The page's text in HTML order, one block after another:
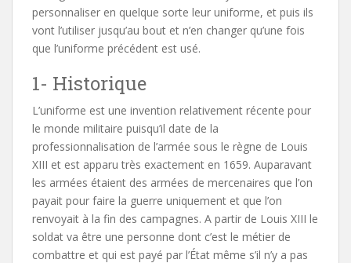
personnaliser en quelque sorte leur uniforme, et puis ils
vont l’utiliser jusqu’au bout et n’en changer qu’une fois
que l’uniforme précédent est usé.
1- Historique
L’uniforme est une invention relativement récente pour
le monde militaire puisqu’il date de la
professionnalisation de l’armée sous le règne de Louis
XIII et est apparu très exactement en 1659. Auparavant
les armées étaient des armées de mercenaires que l’on
payait pour faire la guerre uniquement et que l’on
renvoyait à la fin des campagnes. A partir de Louis XIII le
soldat va être une personne dont c’est le métier de
combattre et qui est payé par l’État même s’il n’y a pas